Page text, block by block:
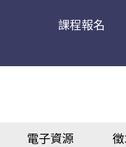
課程報名
電子資源